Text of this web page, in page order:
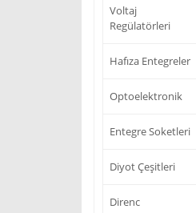
Voltaj
Regülatörleri
Hafıza Entegreler
Optoelektronik
Entegre Soketleri
Diyot Çeşitleri
Direnc